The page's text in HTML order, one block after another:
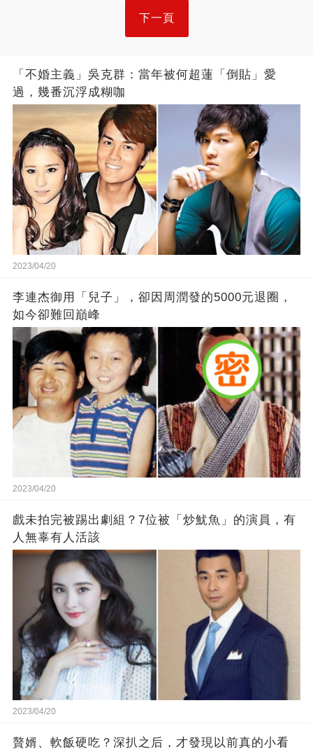
下一頁
「不婚主義」吳克群：當年被何超蓮「倒貼」愛
過，幾番沉浮成糊咖
2023/04/20
李連杰御用「兒子」，卻因周潤發的5000元退圈，
如今卻難回巔峰
2023/04/20
戲未拍完被踢出劇組？7位被「炒魷魚」的演員，有
人無辜有人活該
2023/04/20
贅婿、軟飯硬吃？深扒之后，才發現以前真的小看